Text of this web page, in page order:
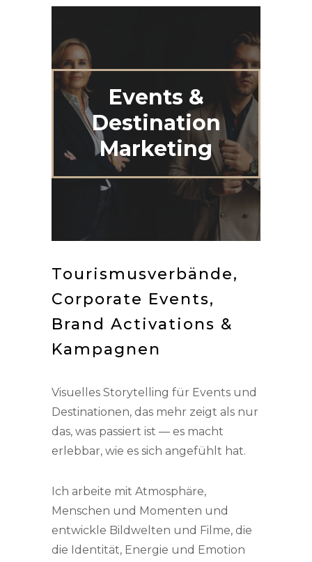
Events &
Destination
Marketing
Tourismusverbände,
Corporate Events,
Brand Activations &
Kampagnen
Visuelles Storytelling für Events und
Destinationen, das mehr zeigt als nur
das, was passiert ist — es macht
erlebbar, wie es sich angefühlt hat.
Ich arbeite mit Atmosphäre,
Menschen und Momenten und
entwickle Bildwelten und Filme, die
die Identität, Energie und Emotion